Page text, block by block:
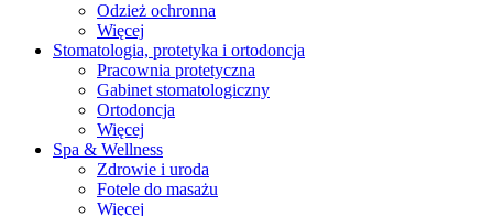
Odzież ochronna
Więcej
Stomatologia, protetyka i ortodoncja
Pracownia protetyczna
Gabinet stomatologiczny
Ortodoncja
Więcej
Spa & Wellness
Zdrowie i uroda
Fotele do masażu
Więcej